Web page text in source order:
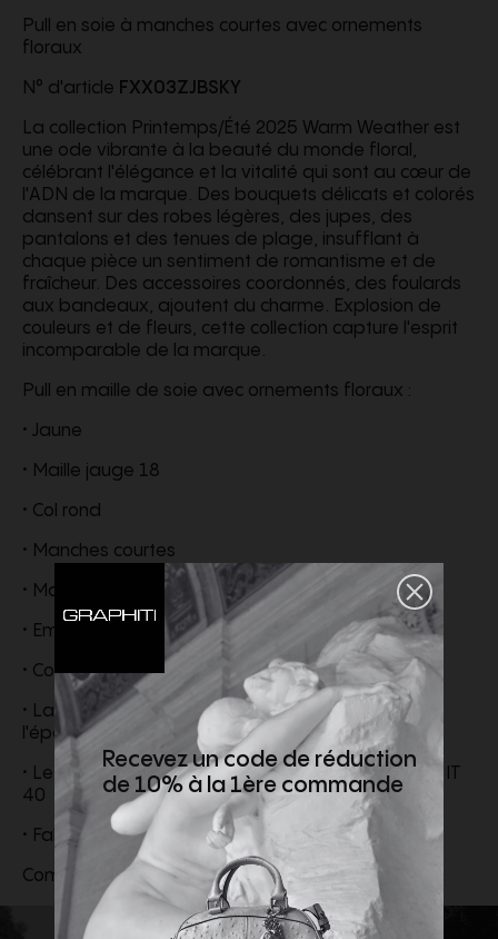
Pull en soie à manches courtes avec ornements
floraux
N° d'article FXX03ZJBSKY
La collection Printemps/Été 2025 Warm Weather est
une ode vibrante à la beauté du monde floral,
célébrant l'élégance et la vitalité qui sont au cœur de
l'ADN de la marque. Des bouquets délicats et colorés
dansent sur des robes légères, des jupes, des
pantalons et des tenues de plage, insufflant à
chaque pièce un sentiment de romantisme et de
fraîcheur. Des accessoires coordonnés, des foulards
aux bandeaux, ajoutent du charme. Explosion de
couleurs et de fleurs, cette collection capture l'esprit
incomparable de la marque.
Pull en maille de soie avec ornements floraux :
• Jaune
• Maille jauge 18
• Col rond
• Manches courtes
• Main dense
• Emmanchures à couture française
• Coupe régulière
• La pièce mesure 54 cm depuis la couture de
l'épaule sur une taille IT 40
• Le mannequin mesure 175 cm et porte une taille IT
40
• Fabriqué en Italie
Composition externe : 100% Soie
Recevez un code de réduction
de 10% à la 1ère commande